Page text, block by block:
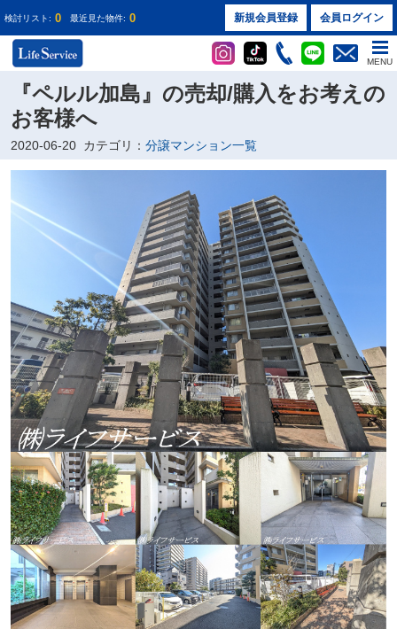
検討リスト: 0 最近見た物件: 0 新規会員登録 会員ログイン
MENU
『ペルル加島』の売却/購入をお考えの
お客様へ
2020-06-20 カテゴリ： 分譲マンション一覧